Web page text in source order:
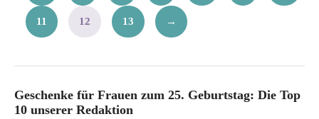
11 12 13 →
Geschenke für Frauen zum 25. Geburtstag: Die Top
10 unserer Redaktion